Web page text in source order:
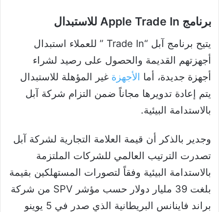
برنامج Apple Trade In للاستبدال
يتيح برنامج آبل “Trade In ” للعملاء استبدال
أجهزتهم القديمة والحصول على رصيد لشراء
أجهزة جديدة، أما الأجهزة غير المؤهلة للاستبدال
يتم إعادة تدويرها مجاناً ضمن التزام شركة آبل
بالاستدامة البيئية.
وجدير بالذكر أن قيمة العلامة التجارية لشركة آبل
تصدرت الترتيب العالمي للشركات الملتزمة
بالاستدامة البيئية وفقاً لتصورات المستهلكين بقيمة
بلغت 39 مليار دولار حسب مؤشر SPV من شركة
براند فاينانس البريطانية الذي صدر في 5 يوينو